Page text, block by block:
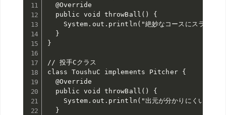
  @Override
  public void throwBall() {
System.out.println("絶妙なコースにスライダー
  }
}
// 投手Cクラス
class ToushuC implements Pitcher {
  @Override
  public void throwBall() {
System.out.println("出元が分かりにくいストレ
  }